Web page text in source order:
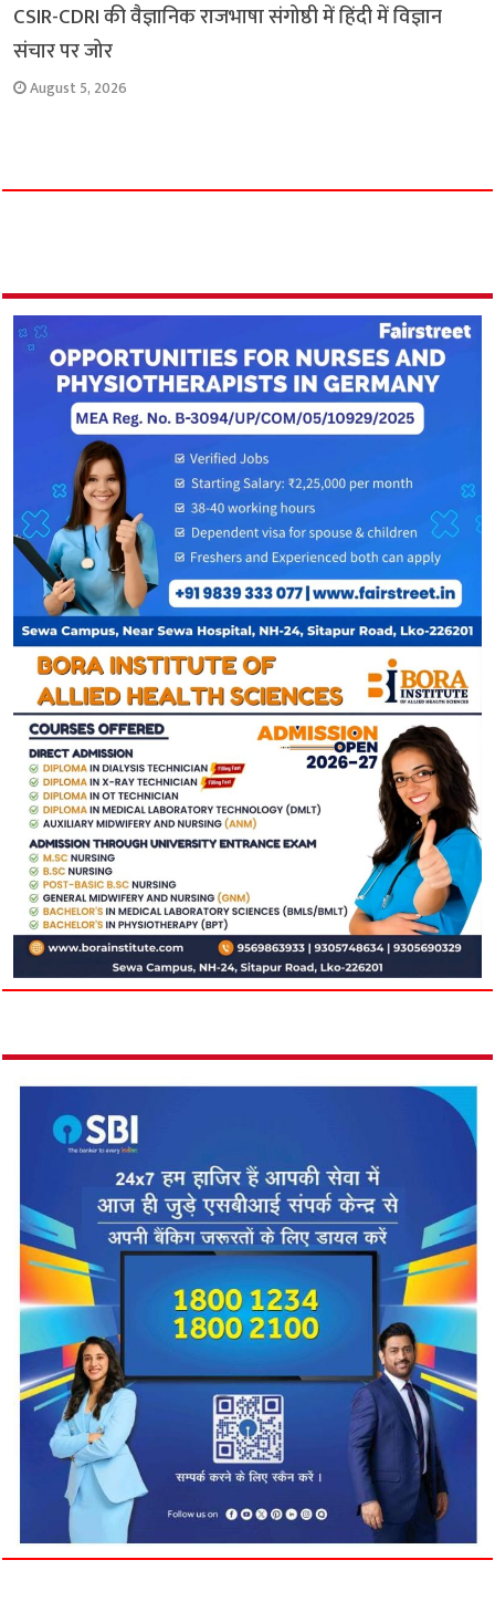
CSIR-CDRI की वैज्ञानिक राजभाषा संगोष्ठी में हिंदी में विज्ञान
संचार पर जोर
August 5, 2026